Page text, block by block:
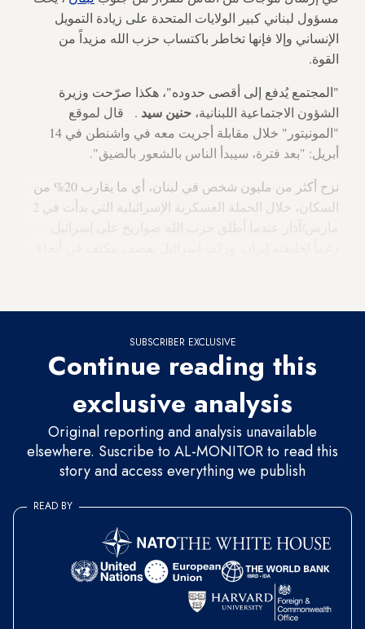
مسؤول لبناني كبير الولايات المتحدة على زيادة التمويل
الإنساني وإلا فإنها تخاطر باكتساب حزب الله مزيداً من
القوة.
"المجتمع يُدفع إلى أقصى حدوده"، هكذا صرّحت وزيرة
الشؤون الاجتماعية اللبنانية، حنين سيد .
قال لموقع
"المونيتور" خلال مقابلة أجريت معه في واشنطن في 14
أبريل: "بعد فترة، سيبدأ الناس بالشعور بالضيق".
نزح أكثر من مليون شخص في لبنان، أي ما يقارب 20% من
السكان، خلال الحملة العسكرية الإسرائيلية التي بدأت في 2
SUBSCRIBER EXCLUSIVE
Continue reading this
exclusive analysis
Original reporting and analysis unavailable
elsewhere. Suscribe to AL-MONITOR to read this
story and access everything we publish
READ BY